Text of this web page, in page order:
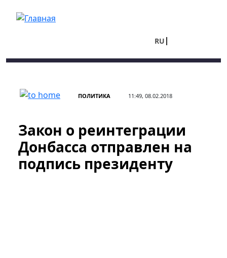
RU
ПОЛИТИКА 11:49, 08.02.2018
Закон о реинтеграции
Донбасса отправлен на
подпись президенту